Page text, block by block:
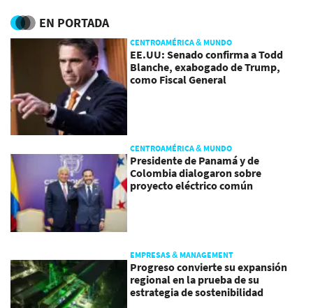
EN PORTADA
CENTROAMÉRICA & MUNDO
EE.UU: Senado confirma a Todd
Blanche, exabogado de Trump,
como Fiscal General
CENTROAMÉRICA & MUNDO
Presidente de Panamá y de
Colombia dialogaron sobre
proyecto eléctrico común
EMPRESAS & MANAGEMENT
Progreso convierte su expansión
regional en la prueba de su
estrategia de sostenibilidad